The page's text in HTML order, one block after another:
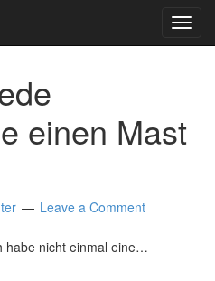
einen Mast
Leave a Comment
habe nicht einmal eine…